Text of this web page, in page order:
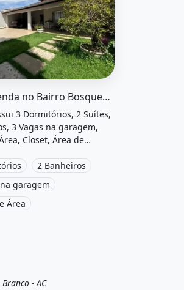
Casa a Venda no Bairro Bosque, Rio Branco - Ac
3 Dormitórios, 2 Suítes,
3 Vagas na garagem,
Closet, Área de
e está localizado em
Cassiano, Rio Branco, Ac
R$45.000.
2 Banheiros
garagem
Área
Casa - AC